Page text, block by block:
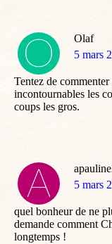
Olaf
dit
5 mars
Tentez de
incontournables les
coups les gros.
dit
5 mars
quel bonheur de ne
demande comment
longtemps !